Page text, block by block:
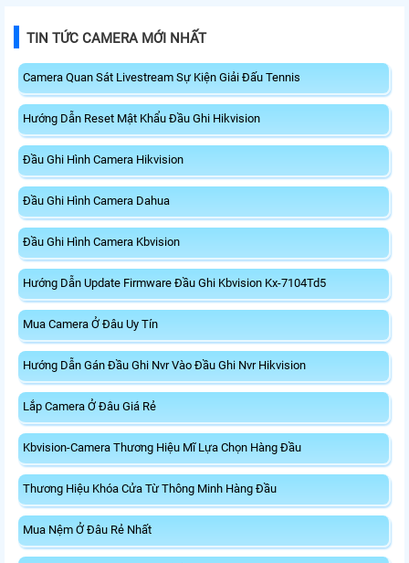
TIN TỨC CAMERA MỚI NHẤT
Camera Quan Sát Livestream Sự Kiện Giải Đấu Tennis
Hướng Dẫn Reset Mật Khẩu Đầu Ghi Hikvision
Đầu Ghi Hình Camera Hikvision
Đầu Ghi Hình Camera Dahua
Đầu Ghi Hình Camera Kbvision
Hướng Dẫn Update Firmware Đầu Ghi Kbvision Kx-7104Td5
Mua Camera Ở Đâu Uy Tín
Hướng Dẫn Gán Đầu Ghi Nvr Vào Đầu Ghi Nvr Hikvision
Lắp Camera Ở Đâu Giá Rẻ
Kbvision-Camera Thương Hiệu Mĩ Lựa Chọn Hàng Đầu
Thương Hiệu Khóa Cửa Từ Thông Minh Hàng Đầu
Mua Nệm Ở Đâu Rẻ Nhất